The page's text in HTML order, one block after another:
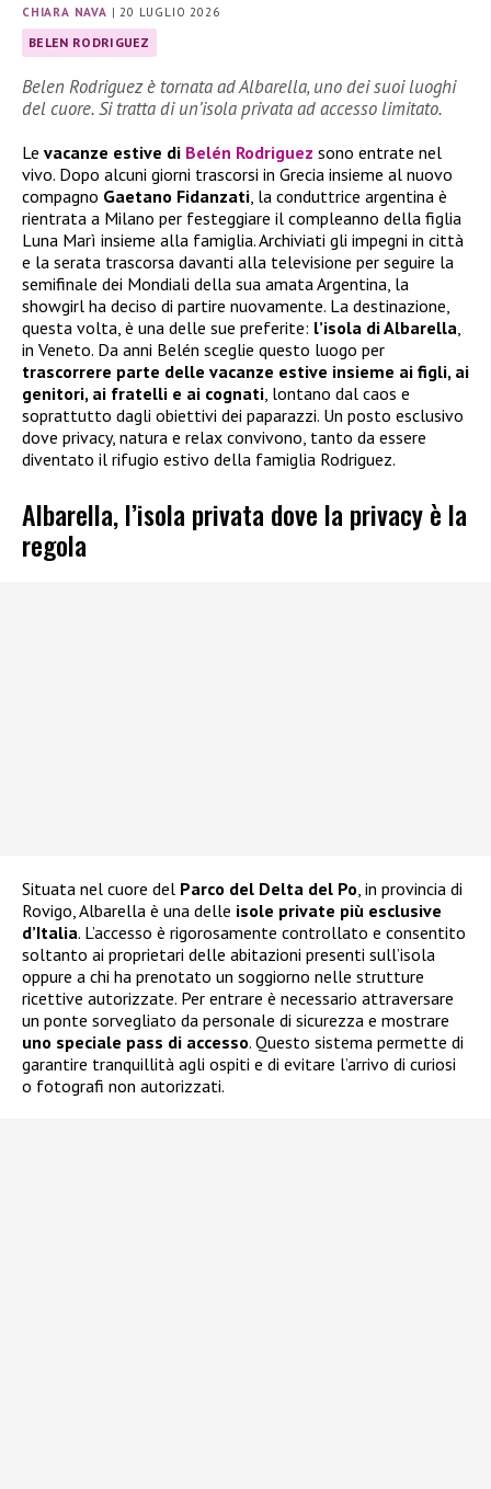
CHIARA NAVA |20 LUGLIO 2026
BELEN RODRIGUEZ
Belen Rodriguez è tornata ad Albarella, uno dei suoi luoghi
del cuore. Si tratta di un’isola privata ad accesso limitato.
Le vacanze estive di Belén Rodriguez sono entrate nel
vivo. Dopo alcuni giorni trascorsi in Grecia insieme al nuovo
compagno Gaetano Fidanzati , la conduttrice argentina è
rientrata a Milano per festeggiare il compleanno della figlia
Luna Marì insieme alla famiglia. Archiviati gli impegni in città
e la serata trascorsa davanti alla televisione per seguire la
semifinale dei Mondiali della sua amata Argentina, la
showgirl ha deciso di partire nuovamente. La destinazione,
questa volta, è una delle sue preferite: l’isola di Albarella
in Veneto. Da anni Belén sceglie questo luogo per
trascorrere parte delle vacanze estive insieme ai figli, ai
genitori, ai fratelli e ai cognati , lontano dal caos e
soprattutto dagli obiettivi dei paparazzi. Un posto esclusivo
dove privacy, natura e relax convivono, tanto da essere
diventato il rifugio estivo della famiglia Rodriguez.
Albarella, l’isola privata dove la privacy è la
regola
Situata nel cuore del Parco del Delta del Po, in provincia di
Rovigo, Albarella è una delle isole private più esclusive
d’Italia. L’accesso è rigorosamente controllato e consentito
soltanto ai proprietari delle abitazioni presenti sull’isola
oppure a chi ha prenotato un soggiorno nelle strutture
ricettive autorizzate. Per entrare è necessario attraversare
un ponte sorvegliato da personale di sicurezza e mostrare
uno speciale pass di accesso. Questo sistema permette di
garantire tranquillità agli ospiti e di evitare l’arrivo di curiosi
o fotografi non autorizzati.